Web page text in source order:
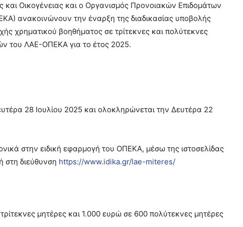
και Οικογένειας και ο Οργανισμός Προνοιακών Επιδομάτων
ανακοινώνουν την έναρξη της διαδικασίας υποβολής
χρηματικού βοηθήματος σε τρίτεκνες και πολύτεκνες
του ΛΑΕ-ΟΠΕΚΑ για το έτος 2025.
28 Ιουλίου 2025 και ολοκληρώνεται την Δευτέρα 22
στην ειδική εφαρμογή του ΟΠΕΚΑ, μέσω της ιστοσελίδας
ή στη διεύθυνση https://www.idika.gr/lae-miteres/
μητέρες και 1.000 ευρώ σε 600 πολύτεκνες μητέρες